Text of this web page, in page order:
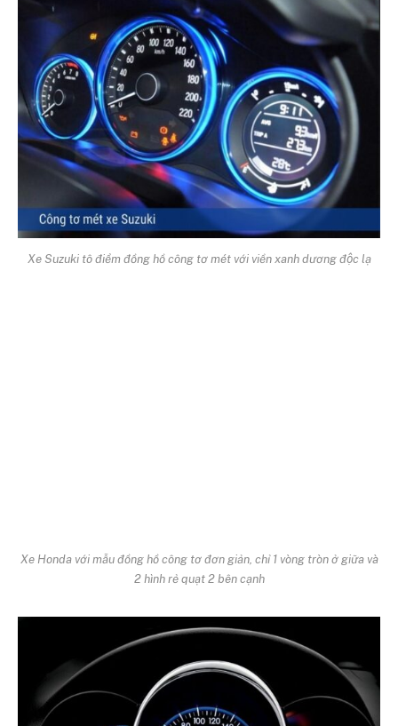
Xe Suzuki tô điểm đồng hồ công tơ mét với viền xanh dương độc lạ
Xe Honda với mẫu đồng hồ công tơ đơn giản, chỉ 1 vòng tròn ở giữa và
2 hình rẻ quạt 2 bên cạnh